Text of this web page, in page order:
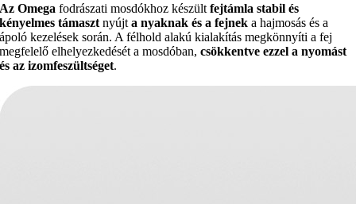
Az Omega fodrászati mosdókhoz készültfejtámla stabil és
kényelmes támaszt nyújta nyaknak és a fejnek a hajmosás és a
ápoló kezelések során. A félhold alakú kialakítás megkönnyíti a fej
megfelelő elhelyezkedését a mosdóban,csökkentve ezzel a nyomást
és az izomfeszültséget.